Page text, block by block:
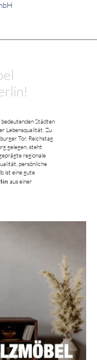
Städten
Lebensqualität. Zu
Tor, Reichstag
gelegen, steht
regionale
persönliche
ist eine gute
aus einer